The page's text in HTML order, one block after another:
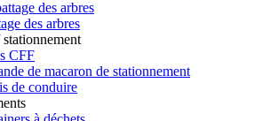
des arbres
CFF
de macaron de stationnement
de conduire